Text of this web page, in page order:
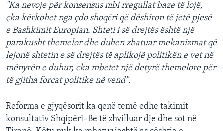
"Ka nevoje për konsensus mbi rregullat baze të lojë,
çka kërkohet nga çdo shoqëri që dëshiron të jetë pjesë
e Bashkimit Europian. Shteti i së drejtës është një
parakusht themelor dhe duhen zbatuar mekanizmat që
lejonë shtetin e së drejtës të aplikojë politikën e vet në
mënyrën e duhur, cka mbetet një detyrë themelore për
të gjitha forcat politike në vend".
Reforma e gjyqësorit ka qenë temë edhe takimit
konsultativ Shqipëri–Be të zhvilluar dje dhe sot në